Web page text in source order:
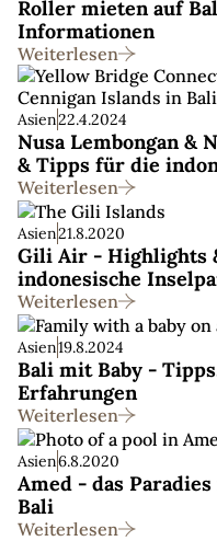
Roller mieten auf
Informationen
Weiterlesen
Asien22.4.2024
Nusa Lembongan &
& Tipps für die
Weiterlesen
Asien21.8.2020
Gili Air - Highlights
indonesische
Weiterlesen
Asien19.8.2024
Bali mit Baby -
Erfahrungen
Weiterlesen
Asien6.8.2020
Amed - das
Bali
Weiterlesen